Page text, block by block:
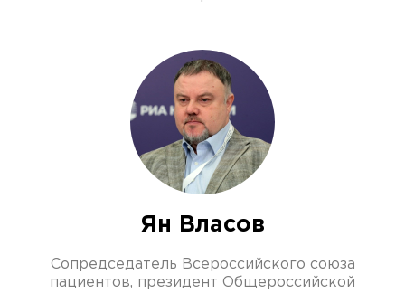
Ян Власов
Сопредседатель Всероссийского союза
пациентов, президент Общероссийской